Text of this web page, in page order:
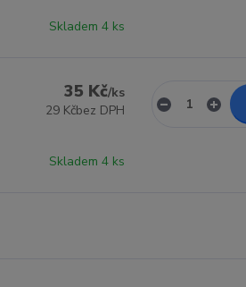
Skladem 4 ks
35 Kč/ks
29 Kčbez DPH
Skladem 4 ks